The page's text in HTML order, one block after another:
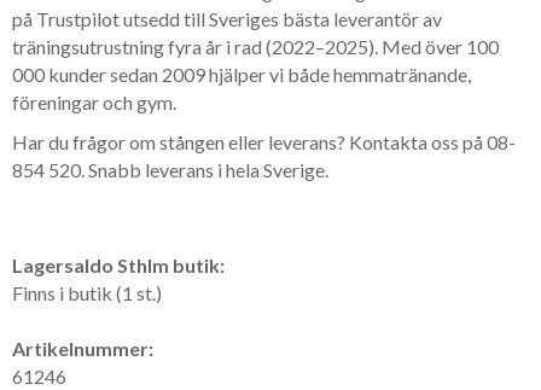
på Trustpilot utsedd till Sveriges bästa leverantör av
träningsutrustning fyra år i rad (2022–2025). Med över 100
000 kunder sedan 2009 hjälper vi både hemmatränande,
föreningar och gym.
Har du frågor om stången eller leverans? Kontakta oss på 08-
854 520. Snabb leverans i hela Sverige.
Lagersaldo Sthlm butik:
Finns i butik (1 st.)
Artikelnummer:
61246